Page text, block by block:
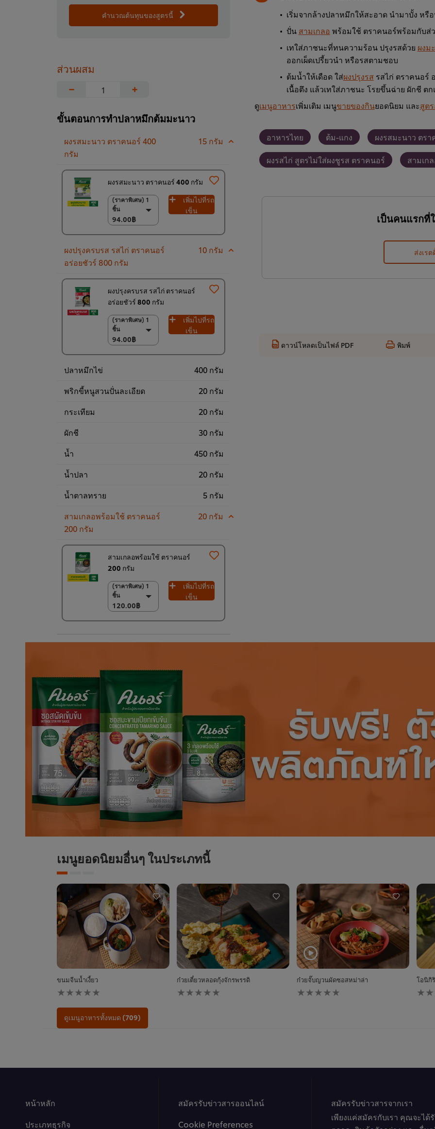
คำนวณต้นทุนของสูตรนี้
ส่วนผสม
−
+
ขั้นตอนการทำปลาหมึกต้มมะนาว
ผงรสมะนาว ตราคนอร์ 400
กรัม
15 กรัม
ผงรสมะนาว ตราคนอร์ 400 กรัม
(ราคาพิเศษ) 1
ชิ้น
94.00฿
(ราคาพิเศษ) 1 ชิ้น
94.00฿
(ราคาพิเศษ) แพ็ค
เพิ่มไปที่รถ
เข็น
ผงปรุงครบรส รสไก่ ตราคนอร์
อร่อยชัวร์ 800 กรัม
10 กรัม
ผงปรุงครบรส รสไก่ ตราคนอร์
อร่อยชัวร์ 800 กรัม
(ราคาพิเศษ) 1
ชิ้น
94.00฿
(ราคาพิเศษ) 1 ชิ้น
94.00฿
(ราคาพิเศษ) แพ็ค
เพิ่มไปที่รถ
เข็น
ปลาหมึกไข่
400 กรัม
พริกขี้หนูสวนปั่นละเอียด
20 กรัม
กระเทียม
20 กรัม
ผักชี
30 กรัม
น้ำ
450 กรัม
น้ำปลา
20 กรัม
น้ำตาลทราย
5 กรัม
สามเกลอพร้อมใช้ ตราคนอร์
200 กรัม
20 กรัม
สามเกลอพร้อมใช้ ตราคนอร์
200 กรัม
(ราคาพิเศษ) 1
ชิ้น
120.00฿
(ราคาพิเศษ) 1 ชิ้น
120.00฿
(ราคาพิเศษ) แพ็ค
เพิ่มไปที่รถ
เข็น
เริ่มจากล้างปลาหมึกให้สะอาด นำมาบั้ง ห
ปั่น สามเกลอ พร้อมใช้ ตราคนอร์พร้อมกับส่
เทใส่ภาชนะที่ทนความร้อน ปรุงรสด้วย ผงม
ออกเผ็ดเปรี้ยวนำ หรือรสตามชอบ
ต้มน้ำให้เดือด ใส่ผงปรุงรส รสไก่ ตราคนอร์
เนื้อตึง แล้วเทใส่ภาชนะ โรยขึ้นฉ่าย ผักชี ต
ดูเมนูอาหารเพิ่มเติม เมนูขายของกินยอดนิยม และสูต
อาหารไทย ต้ม-แกง ผงรสมะนาว ตรา
ผงรสไก่ สูตรไม่ใส่ผงชูรส ตราคนอร์ สามเก
เป็นคนแรกที่
ส่งเรต
ดาวน์โหลดเป็นไฟล์ PDF พิมพ์
เมนูยอดนิยมอื่นๆ ในประเภทนี้
ขนมจีนน้ำเงี้ยว
ไม่มี
การ
ให้
คะแนน
สำหรับ
ก๋วยเตี๋ยวหลอดกุ้งจักรพรรดิ
ไม่มี
การ
ก๋วยจั๊บญวนผัดซอสหม่าล่า
ไม่มี
การ
โอนิกิ
ไม่มี
การ
ดูเมนูอาหารทั้งหมด (709)
หน้าหลัก
ประเภทธุรกิจ
สมัครรับข่าวสารออนไลน์
Cookie Preferences
สมัครรับข่าวสารจากเรา
เพียงแค่สมัครกับเรา คุณจะไ